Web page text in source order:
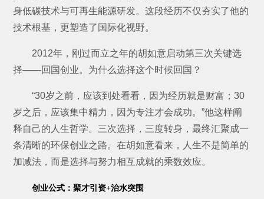
身低碳技术与可再生能源研发。这段经历不仅夯实了他的
技术根基，更塑造了国际化视野。
2012年，刚过而立之年的胡如意启动第三次关键选
择——回国创业。为什么选择这个时候回国？
“30岁之前，应该到处看看，因为经历就是财富；30
岁之后，应该集中精力，因为专注才会成功。”他这样阐
释自己的人生哲学。三次选择，三度转身，最终汇聚成一
条清晰的环保创业之路。在胡如意看来，人生不是简单的
加减法，而是选择与努力相互成就的乘数效应。
创业公式：聚才引资+治水突围